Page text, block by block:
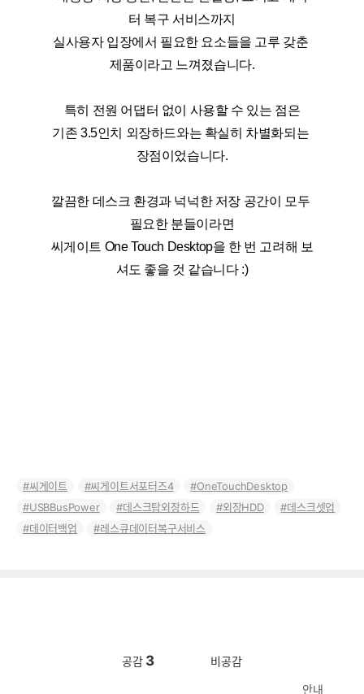
터 복구 서비스까지
실사용자 입장에서 필요한 요소들을 고루 갖춘
제품이라고 느껴졌습니다.
특히 전원 어댑터 없이 사용할 수 있는 점은
기존 3.5인치 외장하드와는 확실히 차별화되는
장점이었습니다.
깔끔한 데스크 환경과 넉넉한 저장 공간이 모두
필요한 분들이라면
씨게이트 One Touch Desktop을 한 번 고려해 보
셔도 좋을 것 같습니다 :)
씨게이트 씨게이트서포터즈4
OneTouchDesktop
USBBusPower
데스크탑외장하드 외장HDD
데스크셋업
데이터백업
레스큐데이터복구서비스
공감 3 비공감
안내